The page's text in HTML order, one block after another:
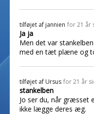
tilføjet af jannien for 21 år
Ja ja
Men det var
med en tæt plæne og
tilføjet af Ursus for 21 år
stankelben
Jo ser du, når græsset
ikke lægge deres æg.